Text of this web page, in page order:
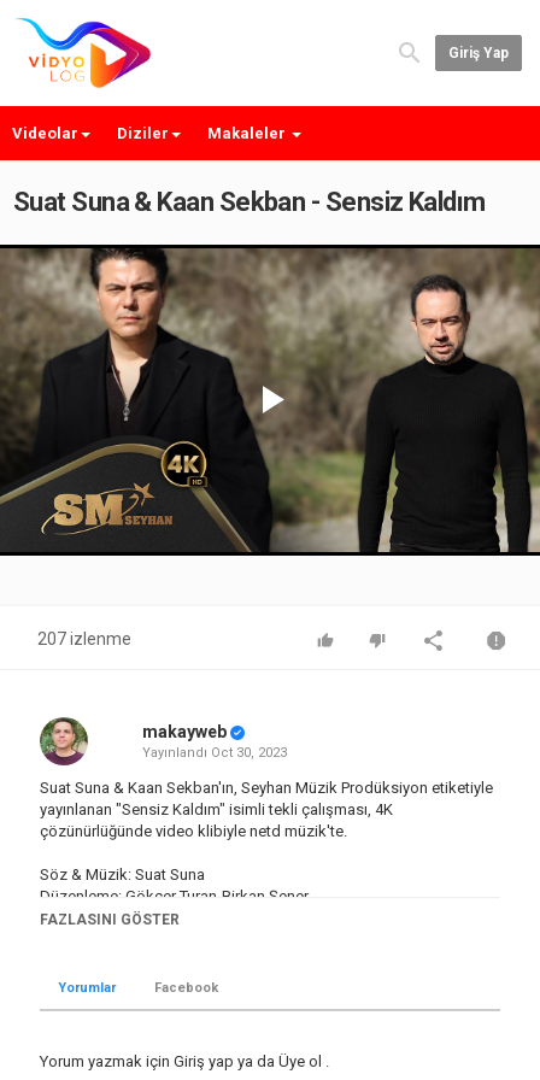
Giriş Yap
Videolar Diziler Makaleler
Suat Suna & Kaan Sekban - Sensiz Kaldım
Play
Video
207 izlenme
makayweb
Yayınlandı Oct 30, 2023
Suat Suna & Kaan Sekban'ın, Seyhan Müzik Prodüksiyon etiketiyle
yayınlanan "Sensiz Kaldım" isimli tekli çalışması, 4K
çözünürlüğünde video klibiyle netd müzik'te.
Söz & Müzik: Suat Suna
Düzenleme: Gökçer Turan-Birkan Şener
Yönetmen: Devrin Usta
Geceler karanlık, kabuslar üzerimde
Kadere küsmüş gönlüm yapayalnızım
FAZLASINI GÖSTER
Yorumlar Facebook
Yorum yazmak için Giriş yap ya da Üye ol .